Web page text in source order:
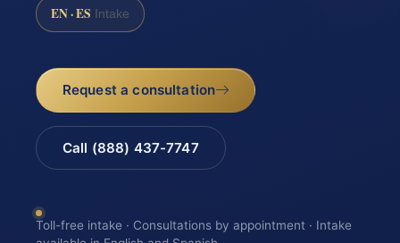
EN · ES Intake
Request a consultation
Call (888) 437-7747
Toll-free intake · Consultations by appointment · Intake